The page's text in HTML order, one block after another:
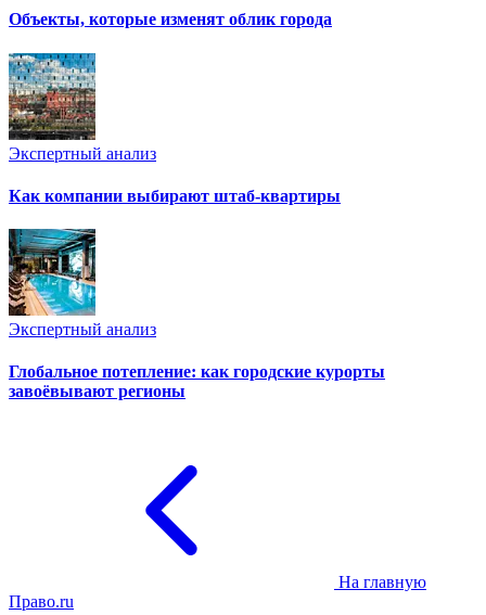
Объекты, которые изменят облик города
Экспертный анализ
Как компании выбирают штаб-квартиры
Экспертный анализ
Глобальное потепление: как городские курорты
завоёвывают регионы
На главную
Право.ru